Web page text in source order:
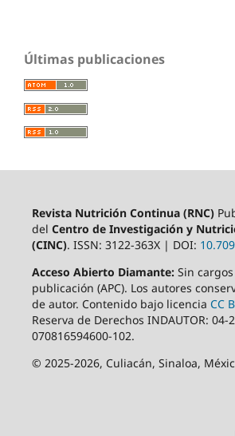
Últimas publicaciones
Revista Nutrición Continua (RNC)
del Centro de Investigación y
(CINC). ISSN: 3122-363X | DOI:
Acceso Abierto Diamante:Sin
publicación (APC). Los autores
de autor. Contenido bajo licencia CC
Reserva de Derechos INDAUTOR: 04-
070816594600-102.
© 2025-2026, Culiacán, Sinaloa,